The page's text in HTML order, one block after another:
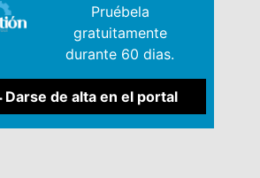
Pruébela
gratuitamente
durante 60 dias.
Darse de alta en el portal